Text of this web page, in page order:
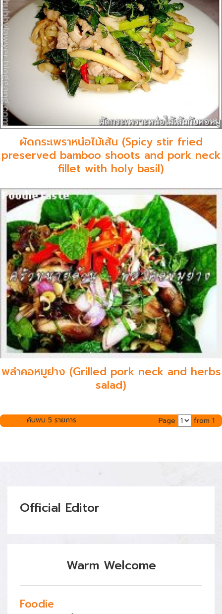
ผัดกระเพราหน่อไม้เส้น (Spicy stir fried
preserved bamboo shoots and pork neck
fillet with holy basil)
พล่าคอหมูย่าง (Grilled pork neck and herbs
salad)
ค้นพบ 5 รายการ Page from 1
Official Editor
Warm Welcome
Foodie